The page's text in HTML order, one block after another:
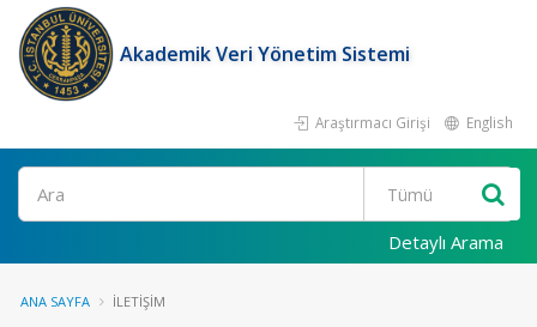
Akademik Veri Yönetim Sistemi
Araştırmacı Girişi English
Ara
Detaylı Arama
ANA SAYFA İLETIŞIM